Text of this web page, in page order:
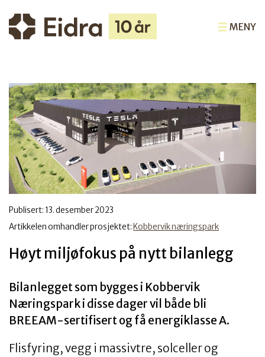
MENY
Publisert: 13. desember 2023
Artikkelen omhandler prosjektet: Kobbervik næringspark
Høyt miljøfokus på nytt bilanlegg
Bilanlegget som bygges i Kobbervik
Næringspark i disse dager vil både bli
BREEAM-sertifisert og få energiklasse A.
Flisfyring, vegg i massivtre, solceller og